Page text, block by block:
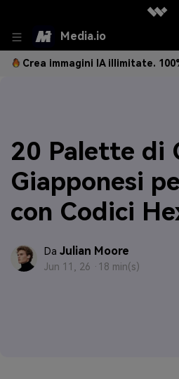
Media.io
Crea immagini IA illimitate.
20 Palette di
Giapponesi
con Codici
Da Julian Moore
Jun 11, 26 · 18 min(s)